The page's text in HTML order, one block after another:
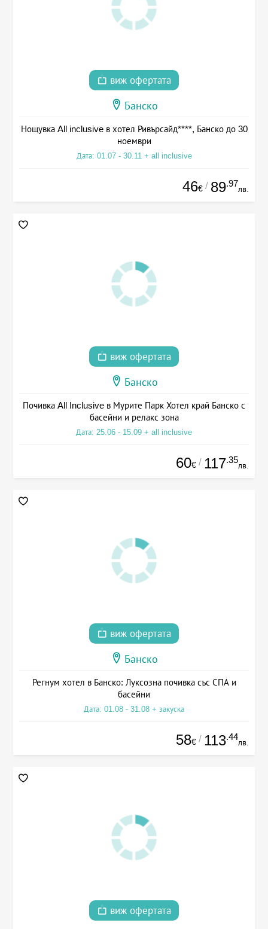
виж офертата
Банско
Нощувка All inclusive в хотел Ривърсайд****, Банско до 30
ноември
Дата: 01.07 - 30.11 + all inclusive
46€ / 89.97
лв.
виж офертата
Банско
Почивка All Inclusive в Мурите Парк Хотел край Банско с
басейни и релакс зона
Дата: 25.06 - 15.09 + all inclusive
60€ / 117.35
лв.
виж офертата
Банско
Регнум хотел в Банско: Луксозна почивка със СПА и
басейни
Дата: 01.08 - 31.08 + закуска
58€ / 113.44
лв.
виж офертата